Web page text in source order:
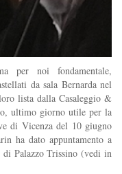
per noi fondamentale,
da sala Bernarda nel
lista dalla Casaleggio &
ultimo giorno utile per la
di Vicenza del 10 giugno
ha dato appuntamento a
di Palazzo Trissino (vedi in